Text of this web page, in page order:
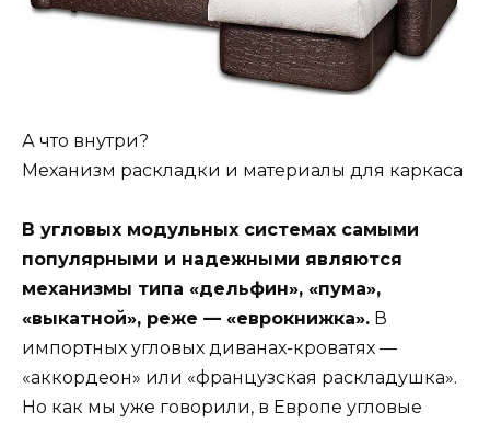
А что внутри?
Механизм раскладки и материалы для каркаса
В угловых модульных системах самыми
популярными и надежными являются
механизмы типа «дельфин», «пума»,
«выкатной», реже — «еврокнижка». В
импортных угловых диванах-кроватях —
«аккордеон» или «французская раскладушка».
Но как мы уже говорили, в Европе угловые